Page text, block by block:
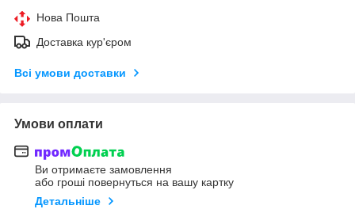
Нова Пошта
Доставка кур'єром
Всі умови доставки
Умови оплати
Ви отримаєте замовлення
або гроші повернуться на вашу картку
Детальніше